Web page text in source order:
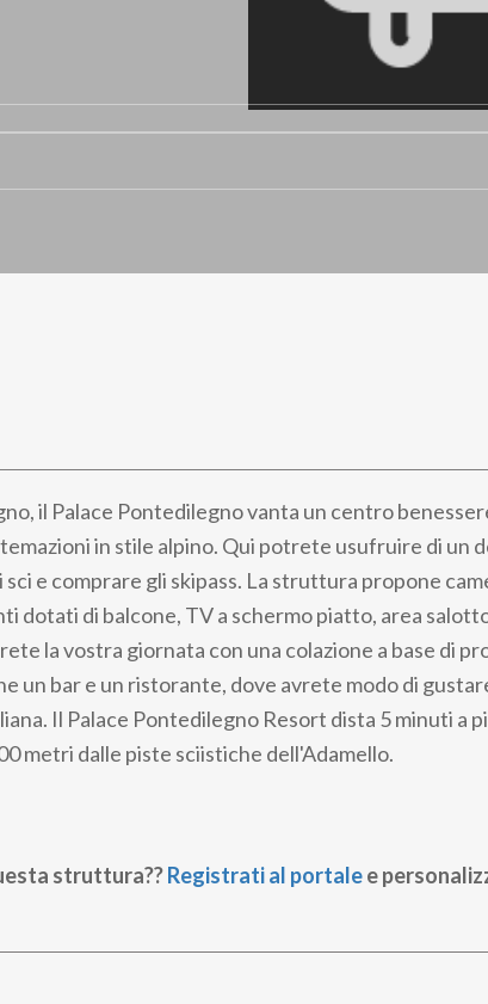
il Palace Pontedilegno vanta un centro
in stile alpino. Qui potrete usufruire di un
e comprare gli skipass. La struttura propone
dotati di balcone, TV a schermo piatto, area
la vostra giornata con una colazione a base di
un bar e un ristorante, dove avrete modo di
Il Palace Pontedilegno Resort dista 5 minuti a
metri dalle piste sciistiche dell'Adamello.
struttura??Registrati al portalee